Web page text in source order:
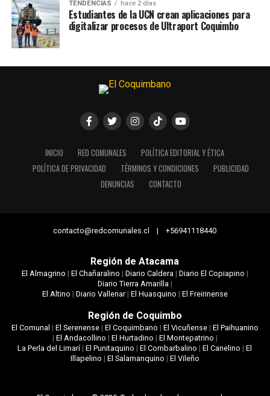
TENDENCIAS hace 2 días
Estudiantes de la UCN crean aplicaciones para
digitalizar procesos de Ultraport Coquimbo
INICIO RED COMUNALES
POLÍTICA EDITORIAL Y ÉTICA
POLÍTICA DE PRIVACIDAD
TÉRMINOS Y CONDICIONES
PUBLICIDAD
DENUNCIAS
CONTACTO
contacto@redcomunales.cl | +56941118440
Región de Atacama
El Almagrino | El Chañaralino | Diario Caldera| Diario El Copiapino |
Diario Tierra Amarilla|
El Altino | Diario Vallenar| El Huasquino | El Freirinense
Región de Coquimbo
El Comunal | El Serenense| El Coquimbano | El Vicuñense| El Paihuanino
| El Andacollino | El Hurtadino | El Montepatrino |
La Perla del Limarí|El Punitaquino |El Combarbalino |El Canelino |El
Illapelino | El Salamanquino | El Vileño